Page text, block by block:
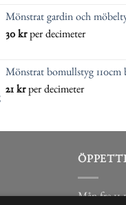
Mönstrat gardin och
30 kr per decimeter
Mönstrat bomullstyg 110cm
21 kr per decimeter
Mån-fre